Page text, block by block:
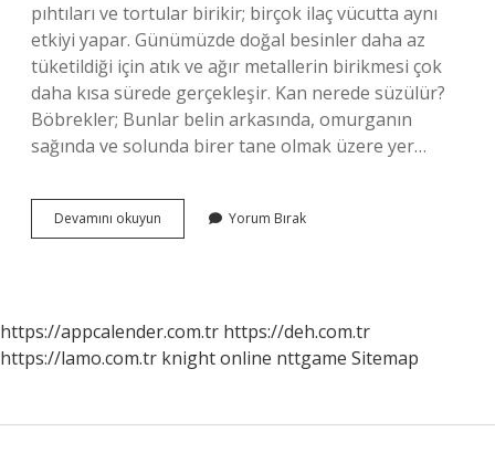
pıhtıları ve tortular birikir; birçok ilaç vücutta aynı
etkiyi yapar. Günümüzde doğal besinler daha az
tüketildiği için atık ve ağır metallerin birikmesi çok
daha kısa sürede gerçekleşir. Kan nerede süzülür?
Böbrekler; Bunlar belin arkasında, omurganın
sağında ve solunda birer tane olmak üzere yer…
Devamını okuyun
Kan
Yorum Bırak
https://appcalender.com.tr https://deh.com.tr
https://lamo.com.tr knight online nttgame Sitemap